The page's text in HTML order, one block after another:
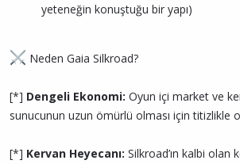
yeteneğin konuştuğu bir yapı)
Neden Gaia Silkroad?
[*] Dengeli Ekonomi: Oyun içi market ve
sunucunun uzun ömürlü olması için titizlikle
[*] Kervan Heyecanı: Silkroad’ın kalbi olan